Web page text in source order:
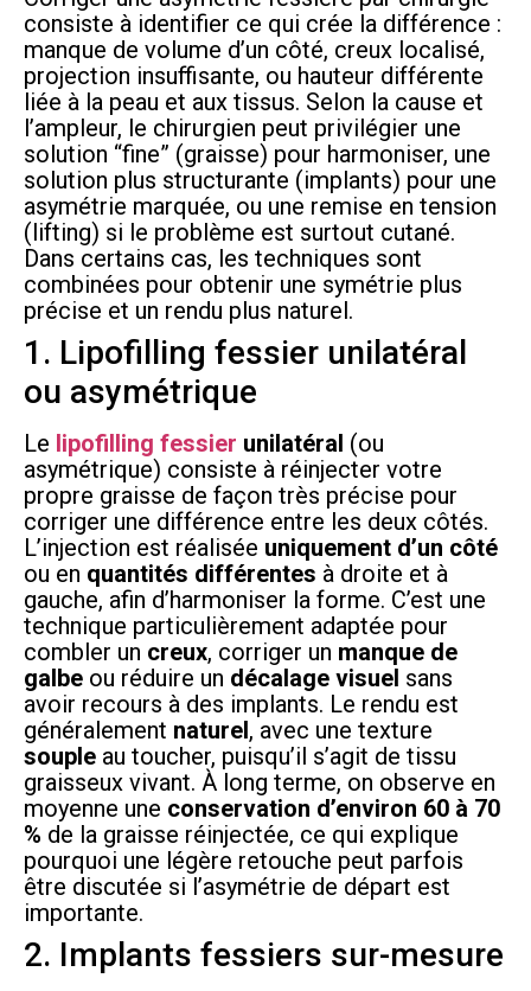
consiste à identifier ce qui crée la différence :
manque de volume d’un côté, creux localisé,
projection insuffisante, ou hauteur différente
liée à la peau et aux tissus. Selon la cause et
l’ampleur, le chirurgien peut privilégier une
solution “fine” (graisse) pour harmoniser, une
solution plus structurante (implants) pour une
asymétrie marquée, ou une remise en tension
(lifting) si le problème est surtout cutané.
Dans certains cas, les techniques sont
combinées pour obtenir une symétrie plus
précise et un rendu plus naturel.
1. Lipofilling fessier unilatéral
ou asymétrique
Le lipofilling fessier unilatéral (ou
asymétrique) consiste à réinjecter votre
propre graisse de façon très précise pour
corriger une différence entre les deux côtés.
L’injection est réalisée uniquement d’un côté
ou en quantités différentes à droite et à
gauche, afin d’harmoniser la forme. C’est une
technique particulièrement adaptée pour
combler un creux, corriger un manque de
galbe ou réduire un décalage visuel sans
avoir recours à des implants. Le rendu est
généralement naturel, avec une texture
souple au toucher, puisqu’il s’agit de tissu
graisseux vivant. À long terme, on observe en
moyenne une conservation d’environ 60 à 70
% de la graisse réinjectée, ce qui explique
pourquoi une légère retouche peut parfois
être discutée si l’asymétrie de départ est
importante.
2. Implants fessiers sur-mesure